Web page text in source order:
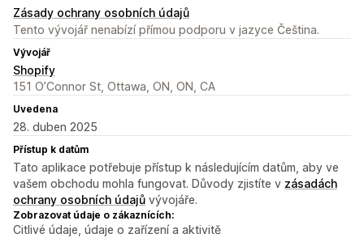
Zásady ochrany osobních údajů
Tento vývojář nenabízí přímou podporu v jazyce Čeština.
Vývojář
Shopify
151 O’Connor St, Ottawa, ON, ON, CA
Uvedena
28. duben 2025
Přístup k datům
Tato aplikace potřebuje přístup k následujícím datům, aby ve
vašem obchodu mohla fungovat. Důvody zjistíte v zásadách
ochrany osobních údajů vývojáře.
Zobrazovat údaje o zákaznících:
Citlivé údaje, údaje o zařízení a aktivitě